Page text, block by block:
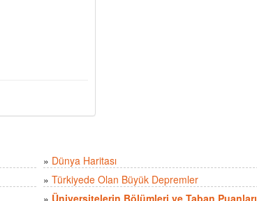
» Dünya Haritası
» Türkiyede Olan Büyük Depremler
» Üniversitelerin Bölümleri ve Taban Puanları